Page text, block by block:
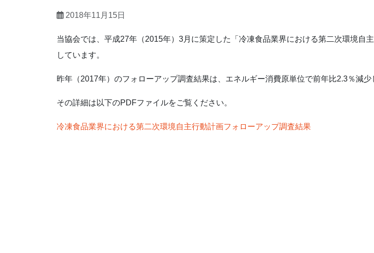
2018年11月15日
当協会では、平成27年（2015年）3月に策定した「冷凍食品業界における第二次環境自
しています。
昨年（2017年）のフォローアップ調査結果は、エネルギー消費原単位で前年比2.3％減
その詳細は以下のPDFファイルをご覧ください。
冷凍食品業界における第二次環境自主行動計画フォローアップ調査結果